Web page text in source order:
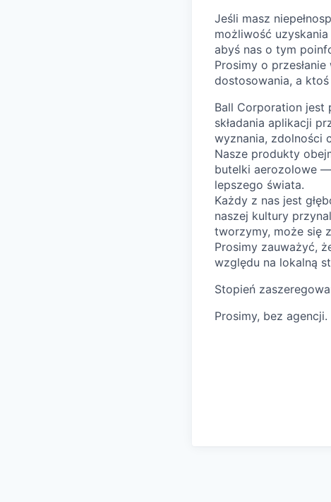
Jeśli masz
możliwość
abyś nas o tym
Prosimy o
dostosowania, a
Ball Corporation jest
składania aplikacji
wyznania, zdolności
Nasze produkty
butelki aerozolowe
lepszego świata.
Każdy z nas jest
naszej kultury
tworzymy, może się
Prosimy zauważyć,
względu na lokalną
Stopień
Prosimy, bez agencji.